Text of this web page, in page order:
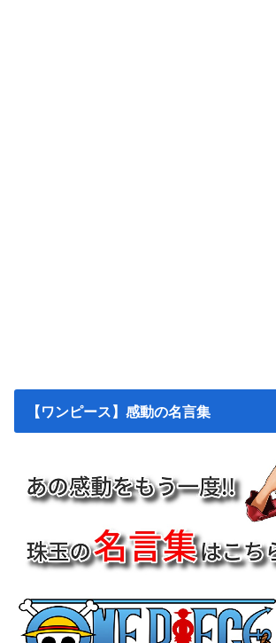
【ワンピース】感動の名言集